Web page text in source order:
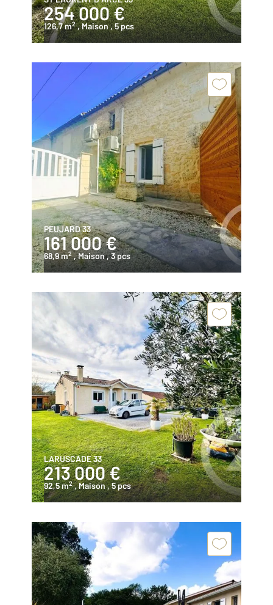
254 000 €
126,7 m2 , Maison, 5 pcs
PEUJARD 33
161 000 €
68,9 m2 , Maison, 3 pcs
LARUSCADE 33
213 000 €
92,5 m2 , Maison , 5 pcs